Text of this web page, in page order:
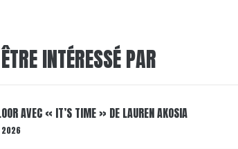
INTÉRESSÉ PAR
AVEC « IT’S TIME » DE LAUREN AKOSIA
2026